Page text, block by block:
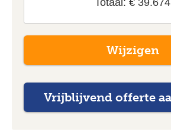
Totaal: € 39.674
Wijzigen